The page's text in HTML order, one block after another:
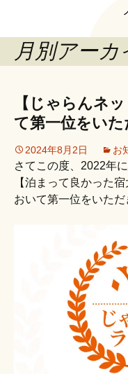
ス
キ
プ
月別アーカ
【じゃらんネ
て第一位をいた
2024年8月2日 お
さてこの度、2022年
【泊まって良かった
おいて第一位をいただ